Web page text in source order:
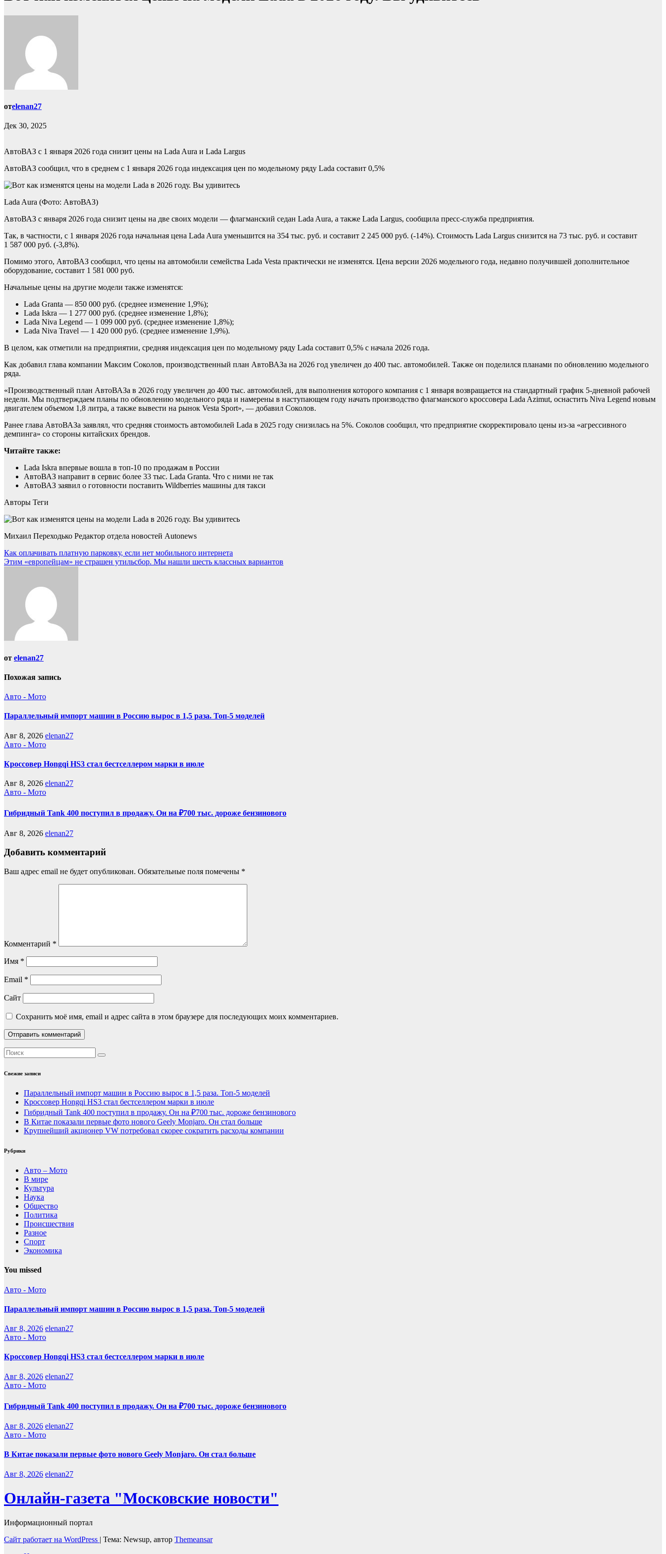
отelenan27
Дек 30, 2025
АвтоВАЗ с 1 января 2026 года снизит цены на Lada Aura и Lada Largus
АвтоВАЗ сообщил, что в среднем с 1 января 2026 года индексация цен по модельному ряду Lada составит 0,5%
Lada Aura (Фото: АвтоВАЗ)
АвтоВАЗ с января 2026 года снизит цены на две своих модели — флагманский седан Lada Aura, а также Lada Largus, сообщила пресс-служба предприятия.
Так, в частности, с 1 января 2026 года начальная цена Lada Aura уменьшится на 354 тыс. руб. и составит 2 245 000 руб. (-14%). Стоимость Lada Largus снизится на 73 тыс. руб. и составит
1 587 000 руб. (-3,8%).
Помимо этого, АвтоВАЗ сообщил, что цены на автомобили семейства Lada Vesta практически не изменятся. Цена версии 2026 модельного года, недавно получившей дополнительное
оборудование, составит 1 581 000 руб.
Начальные цены на другие модели также изменятся:
Lada Granta — 850 000 руб. (среднее изменение 1,9%);
Lada Iskra — 1 277 000 руб. (среднее изменение 1,8%);
Lada Niva Legend — 1 099 000 руб. (среднее изменение 1,8%);
Lada Niva Travel — 1 420 000 руб. (среднее изменение 1,9%).
В целом, как отметили на предприятии, средняя индексация цен по модельному ряду Lada составит 0,5% с начала 2026 года.
Как добавил глава компании Максим Соколов, производственный план АвтоВАЗа на 2026 год увеличен до 400 тыс. автомобилей. Также он поделился планами по обновлению модельного
ряда.
«Производственный план АвтоВАЗа в 2026 году увеличен до 400 тыс. автомобилей, для выполнения которого компания с 1 января возвращается на стандартный график 5-дневной рабочей
недели. Мы подтверждаем планы по обновлению модельного ряда и намерены в наступающем году начать производство флагманского кроссовера Lada Azimut, оснастить Niva Legend новым
двигателем объемом 1,8 литра, а также вывести на рынок Vesta Sport», — добавил Соколов.
Ранее глава АвтоВАЗа заявлял, что средняя стоимость автомобилей Lada в 2025 году снизилась на 5%. Соколов сообщил, что предприятие скорректировало цены из-за «агрессивного
демпинга» со стороны китайских брендов.
Читайте также:
Lada Iskra впервые вошла в топ-10 по продажам в России
АвтоВАЗ направит в сервис более 33 тыс. Lada Granta. Что с ними не так
АвтоВАЗ заявил о готовности поставить Wildberries машины для такси
Авторы Теги
Михаил Переходько Редактор отдела новостей Autonews
Навигация
по
Как оплачивать платную парковку, если нет мобильного интернета
Этим «европейцам» не страшен утильсбор. Мы нашли шесть классных вариантов
от elenan27
Похожая запись
Авто - Мото
Параллельный импорт машин в Россию вырос в 1,5 раза. Топ-5 моделей
Авг 8, 2026 elenan27
Авто - Мото
Кроссовер Hongqi HS3 стал бестселлером марки в июле
Авг 8, 2026 elenan27
Авто - Мото
Гибридный Tank 400 поступил в продажу. Он на ₽700 тыс. дороже бензинового
Авг 8, 2026 elenan27
Добавить комментарий
Ваш адрес email не будет опубликован. Обязательные поля помечены *
Комментарий *
Имя *
Email *
Сайт
Сохранить моё имя, email и адрес сайта в этом браузере для последующих моих комментариев.
Свежие записи
Параллельный импорт машин в Россию вырос в 1,5 раза. Топ-5 моделей
Кроссовер Hongqi HS3 стал бестселлером марки в июле
Гибридный Tank 400 поступил в продажу. Он на ₽700 тыс. дороже бензинового
В Китае показали первые фото нового Geely Monjaro. Он стал больше
Крупнейший акционер VW потребовал скорее сократить расходы компании
Рубрики
Авто – Мото
В мире
Культура
Наука
Общество
Политика
Происшествия
Разное
Спорт
Экономика
You missed
Авто - Мото
Параллельный импорт машин в Россию вырос в 1,5 раза. Топ-5 моделей
Авг 8, 2026 elenan27
Авто - Мото
Кроссовер Hongqi HS3 стал бестселлером марки в июле
Авг 8, 2026 elenan27
Авто - Мото
Гибридный Tank 400 поступил в продажу. Он на ₽700 тыс. дороже бензинового
Авг 8, 2026 elenan27
Авто - Мото
В Китае показали первые фото нового Geely Monjaro. Он стал больше
Авг 8, 2026 elenan27
Онлайн-газета "Московские новости"
Информационный портал
Сайт работает на WordPress | Тема: Newsup, автор Themeansar